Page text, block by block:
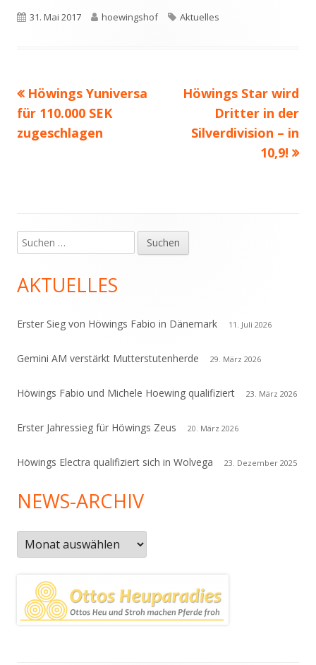
Veröffentlicht
31. Mai 2017 Autor
hoewingshof Schlagwörter
Aktuelles
Beitragsnavigation
Vorheriger
Beitrag:
Höwings Yuniversa
für 110.000 SEK
zugeschlagen
Nächster
Beitrag
Höwings Star wird
Dritter in der
Silverdivision – in
10,9!
Haupt-
Seitenleiste
Suchen
nach:
AKTUELLES
Erster Sieg von Höwings Fabio in Dänemark 11. Juli 2026
Gemini AM verstärkt Mutterstutenherde 29. März 2026
Höwings Fabio und Michele Hoewing qualifiziert 23. März 2026
Erster Jahressieg für Höwings Zeus 20. März 2026
Höwings Electra qualifiziert sich in Wolvega 23. Dezember 2025
NEWS-ARCHIV
News-
Archiv